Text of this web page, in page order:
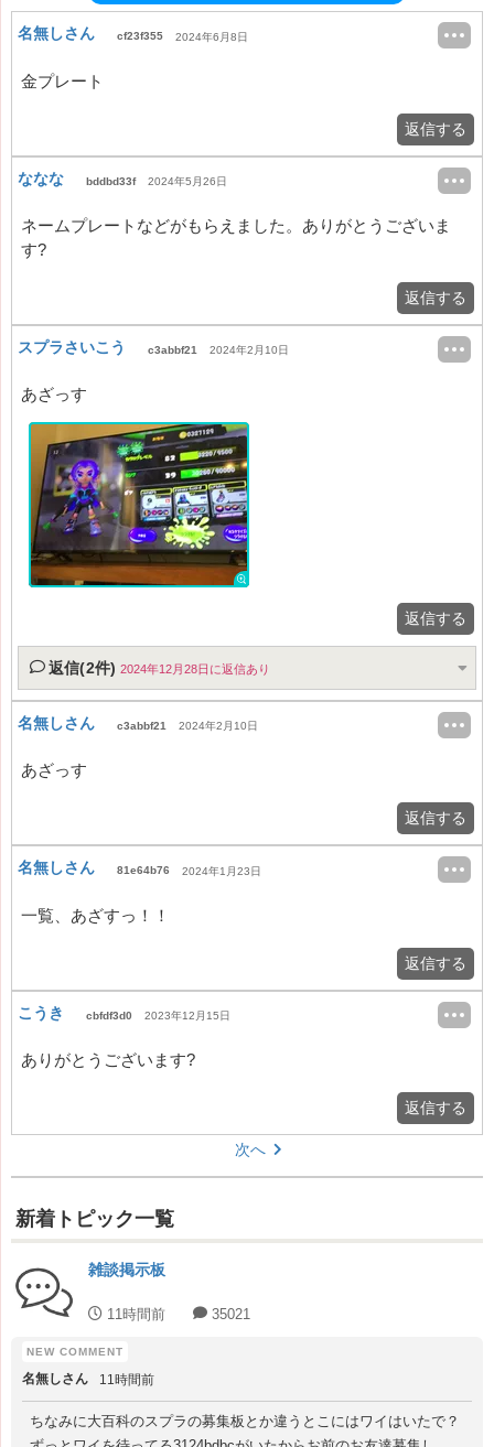
名無しさん cf23f355 2024年6月8日
金プレート
返信する
ななな bddbd33f 2024年5月26日
ネームプレートなどがもらえました。ありがとうございま
す?
返信する
スプラさいこう c3abbf21 2024年2月10日
あざっす
返信する
返信(2件) 2024年12月28日に返信あり
名無しさん c3abbf21 2024年2月10日
あざっす
返信する
名無しさん 81e64b76 2024年1月23日
一覧、あざすっ！！
返信する
こうき cbfdf3d0 2023年12月15日
ありがとうございます?
返信する
次へ
新着トピック一覧
雑談掲示板
11時間前 35021
名無しさん 11時間前
ちなみに大百科のスプラの募集板とか違うとこにはワイはいたで？